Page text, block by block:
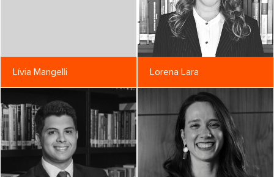
Lívia Mangelli Lorena Lara